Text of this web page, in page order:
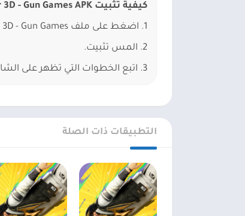
كيفية تثبيت American Sniper 3D - Gun Games APK؟
1. اضغط على ملف APK American Sniper 3D - Gun Games الذي تم تنزيله.
2. المس تثبيت.
3. اتبع الخطوات التي تظهر على الشاشة.
التطبيقات ذات الصلة